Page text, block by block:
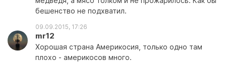
бешенство не подхватил.
09.09.2015, 17:26
mr12
Хорошая страна Америкосия, только одно там
плохо - америкосов много.